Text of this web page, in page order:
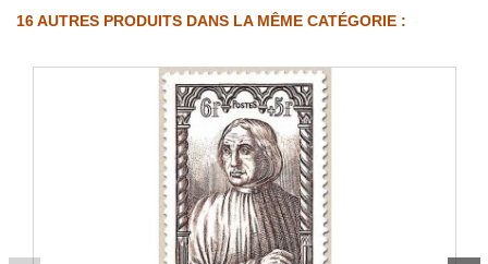
16 AUTRES PRODUITS DANS LA MÊME CATÉGORIE :